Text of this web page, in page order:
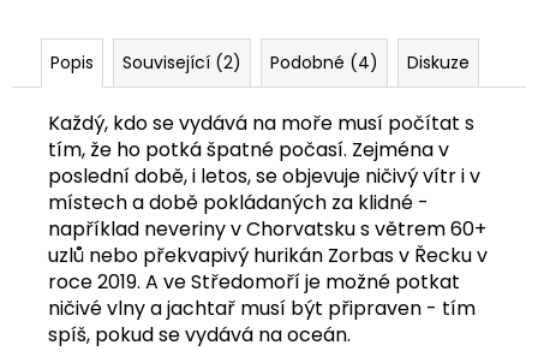
Popis Související (2) Podobné (4) Diskuze
Každý, kdo se vydává na moře musí počítat s
tím, že ho potká špatné počasí. Zejména v
poslední době, i letos, se objevuje ničivý vítr i v
místech a době pokládaných za klidné -
například neveriny v Chorvatsku s větrem 60+
uzlů nebo překvapivý hurikán Zorbas v Řecku v
roce 2019. A ve Středomoří je možné potkat
ničivé vlny a jachtař musí být připraven - tím
spíš, pokud se vydává na oceán.
PLACHTY
349
Kč